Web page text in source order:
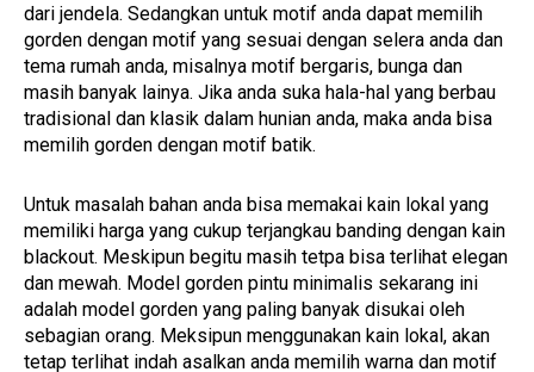
dari jendela. Sedangkan untuk motif anda dapat memilih
gorden dengan motif yang sesuai dengan selera anda dan
tema rumah anda, misalnya motif bergaris, bunga dan
masih banyak lainya. Jika anda suka hala-hal yang berbau
tradisional dan klasik dalam hunian anda, maka anda bisa
memilih gorden dengan motif batik.
Untuk masalah bahan anda bisa memakai kain lokal yang
memiliki harga yang cukup terjangkau banding dengan kain
blackout. Meskipun begitu masih tetpa bisa terlihat elegan
dan mewah. Model gorden pintu minimalis sekarang ini
adalah model gorden yang paling banyak disukai oleh
sebagian orang. Meksipun menggunakan kain lokal, akan
tetap terlihat indah asalkan anda memilih warna dan motif